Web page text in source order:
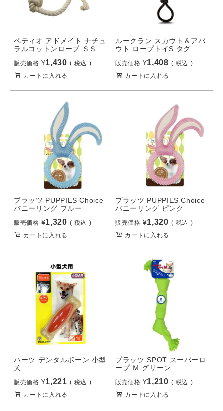
ペティオ アドメイト ナチュ
ラルコットンロープ ＳＳ
販売価格 ¥1,430
税込
カートに入れる
ルークラン スカウト＆アバ
ウト ロープトイS タグ
販売価格 ¥1,408
税込
カートに入れる
プラッツ PUPPIES Choice
バニーリング ブルー
販売価格 ¥1,320
税込
カートに入れる
プラッツ PUPPIES Choice
バニーリング ピンク
販売価格 ¥1,320
税込
カートに入れる
ハーツ デンタルボーン 小型
犬
販売価格 ¥1,221
税込
カートに入れる
プラッツ SPOT スーパーロ
ープ Ｍ グリーン
販売価格 ¥1,210
税込
カートに入れる